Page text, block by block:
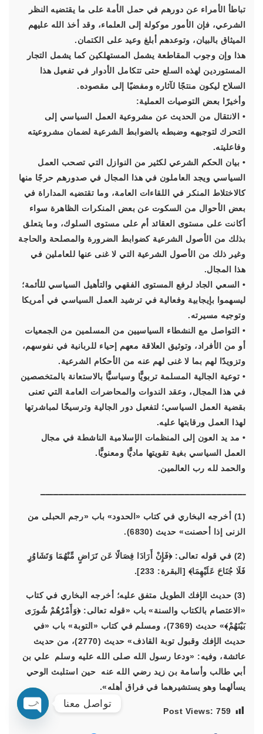
تباطأ الأمراء عن دورهم في حمل الأمة على ما يقتضيه النظر
الشرعي، فإن الأمور موكولة إلى العلماء، وقد أخذ الله عليهم
الميثاق بالبيان، وتوعدهم أبلغ وعيد على الكتمان.
هذا وإن وجوب المقاطعة يشمل المستهلكين كما يشمل التجار
المستوردين لهذه السلع حتى تتكامل الأدوار في تفعيل هذا
السلاح ليكون منتجًا لآثاره ومفضيًا إلى مقصوده.
وأخيرًا بعض التوصيات العملية:
• الانتقال من الحديث عن مشروعية العمل السياسي إلى
التحرك لتوجيهه وضبطه بالضوابط الشرعية لضمان مشروعيته
وفاعليته.
• بيان الحكم الشرعي لكثير من النوازل التي تصحب العمل
السياسي ويجد العاملون في هذا المجال في صدورهم حرجًا منها
كالاختلاط المنكر في اللقاءات العامة، وما تقتضيه المداراة في
بعض الأحوال من السكوت عن بعض المنكرات الظاهرة سواء
أكانت على مستوى العقائد أم على مستوى السلوك، وما يتعلق
بذلك من الأصول الشرعية كضوابط الضرورة والمصلحة والحاجة
وغير ذلك من الأصول الشرعية التي لا غنى عنها للعاملين في
هذا المجال.
• السعي الجاد لرفع المستوى الفقهي والتأهيل السياسي للأئمة؛
ليسهموا بإيجابية وفعالية في ترشيد العمل السياسي في أمريكا
وتوجيه مسيرته.
• التواصل مع النشطاء السياسيين من المسلمين من الجمعيات
أو من الأفراد، وتوثيق العلاقة معهم إحياء للربانية في نفوسهم،
وتزويدًا لهم بما لا غنى لهم عنه من الأحكام الشرعية.
• توعية الجالية المسلمة تربويًّا وسياسيًّا بالاستعانة بالمتخصصين
في هذا المجال، وعقد الندوات والمحاضرات العامة التي تعنى
بقضية العمل السياسي؛ لتفعيل دور الجالية وترسيخًا لمباشرتها
لهذا العمل ورقابتها عليه.
• مد يد العون إلى المنظمات الإسلامية الناشطة في مجال
العمل السياسي بغية تقويتها ماديًّا ومعنويًّا.
والحمد لله رب العالمين.
ــــــــــــــــــــــــــــــــــــــــــــــــــــــــــــــــــــــــــــــ
(1) أخرجه البخاري في كتاب «الحدود» باب «رجم الحبلى من
الزنى إذا أحصنت» حديث (6830).
(2) في قوله تعالى:
﴿فَإِنْ أَرَادَا فِصَالًا عَن تَرَاضٍ مِّنْهُمَا وَتَشَاوُرٍ
فَلَا جُنَاحَ عَلَيْهِمَا﴾ [البقرة: 233].
(3) حديث الإفك الطويل متفق عليه؛ أخرجه البخاري في كتاب
«الاعتصام بالكتاب والسنة» باب «قوله تعالى:﴿وَأَمْرُهُمْ شُورَى
بَيْنَهُمْ﴾
» حديث (7369)، ومسلم في كتاب «التوبة» باب «في
حديث الإفك وقبول توبة القاذف» حديث (2770)، من حديث
عائشة، وفيه: «ودعا رسول الله صلى الله عليه وسلم علي بن
أبي طالب وأسامة بن زيد رضي الله عنه حين استلبث الوحي
يسألهما وهو يستشيرهما في فراق أهله».
Post Views: 759
تواصل معنا